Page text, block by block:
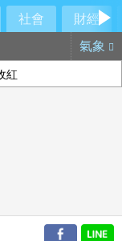
社會
財經
氣象
紅